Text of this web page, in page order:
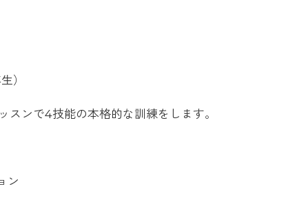
）
ンで4技能の本格的な訓練をします。
ン